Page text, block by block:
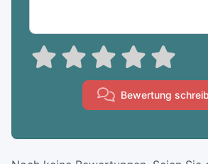
Bewertung